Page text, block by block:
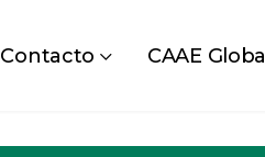
Contacto CAAE Global